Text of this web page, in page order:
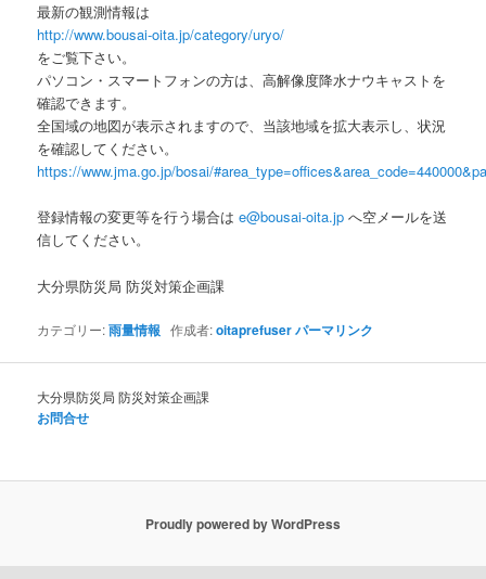
最新の観測情報は
http://www.bousai-oita.jp/category/uryo/
をご覧下さい。
パソコン・スマートフォンの方は、高解像度降水ナウキャストを
確認できます。
全国域の地図が表示されますので、当該地域を拡大表示し、状況
を確認してください。
https://www.jma.go.jp/bosai/
登録情報の変更等を行う場合はe@bousai-oita.jp へ空メールを送
信してください。
大分県防災局 防災対策企画課
カテゴリー:雨量情報 作成者:oitaprefuserパーマリンク
大分県防災局 防災対策企画課
お問合せ
Proudly powered by WordPress